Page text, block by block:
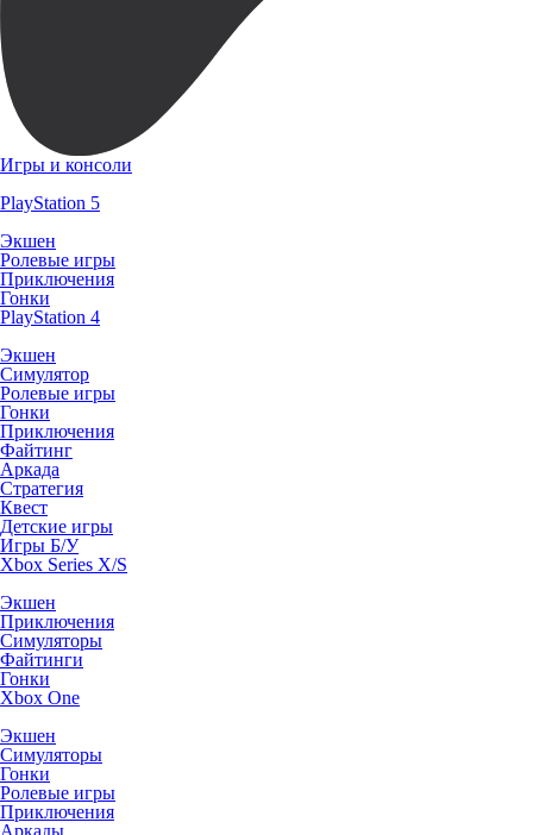
Игры и консоли
PlayStation 5
Экшен
Ролевые игры
Приключения
Гонки
PlayStation 4
Экшен
Симулятор
Ролевые игры
Гонки
Приключения
Файтинг
Аркада
Стратегия
Квест
Детские игры
Игры Б/У
Xbox Series X/S
Экшен
Приключения
Симуляторы
Файтинги
Гонки
Xbox One
Экшен
Симуляторы
Гонки
Ролевые игры
Приключения
Аркады